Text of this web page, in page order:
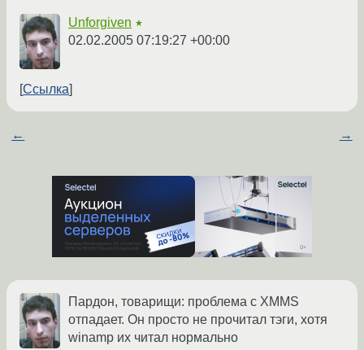
Unforgiven ★
02.02.2005 07:19:27 +00:00
Ссылка
← →
Пардон, товарищи: проблема с XMMS
отпадает. Он просто не прочитал тэги, хотя
winamp их читал нормально